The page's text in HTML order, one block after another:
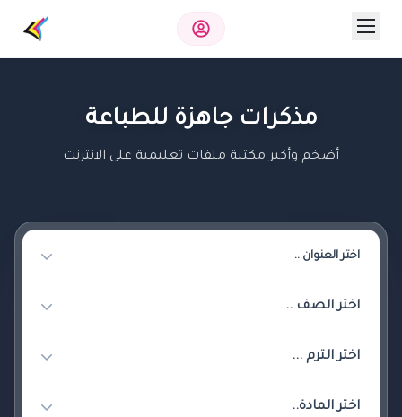
مذكرات جاهزة للطباعة
أضخم وأكبر مكتبة ملفات تعليمية على الانترنت